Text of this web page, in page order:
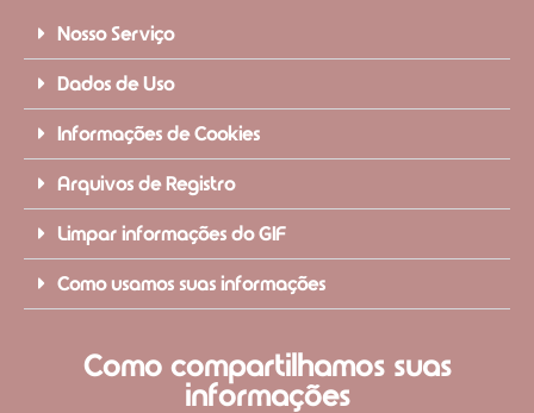
Nosso Serviço
Dados de Uso
Informações de Cookies
Arquivos de Registro
Limpar informações do GIF
Como usamos suas informações
Como compartilhamos suas
informações